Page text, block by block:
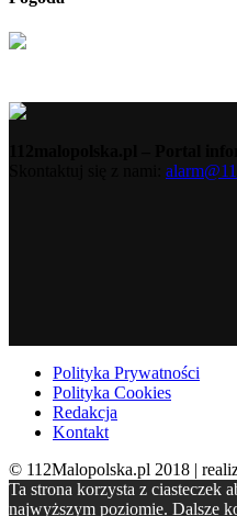
Polityka Prywatności
Polityka Cookies
Redakcja
Kontakt
© 112Malopolska.pl 2018 |
Ta strona korzysta z ciasteczek
najwyższym poziomie. Dalsze